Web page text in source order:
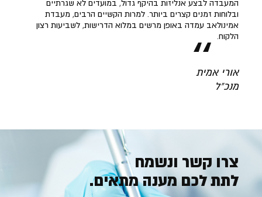
המעבדה לבצע אנליזות בהיקף גדול, במועדים לא שגרתיים
ובלוחות זמנים קצרים ביותר. למרות הקשיים הרבים, מעבדת
אמינולאב עמדה באופן מרשים במלוא הדרישות, לשביעות רצון
הלקוח.
אורי אמית
מנכ"ל
צרו קשר ונשמח
לתת לכם מענה מתאים.